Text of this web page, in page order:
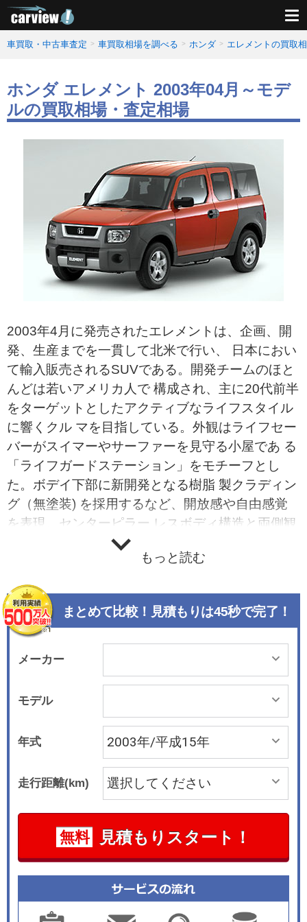
車買取・中古車査定 車買取相場を調べる ホンダ エレメントの買取
ホンダ エレメント 2003年04月～モデ
ルの買取相場・査定相場
2003年4月に発売されたエレメントは、企画、開
発、生産までを一貫して北米で行い、 日本におい
て輸入販売されるSUVである。開発チームのほと
んどは若いアメリカ人で 構成され、主に20代前半
をターゲットとしたアクティブなライフスタイル
に響くクル マを目指している。外観はライフセー
バーがスイマーやサーファーを見守る小屋であ る
「ライフガードステーション」をモチーフとし
た。ボデイ下部に新開発となる樹脂 製クラディン
グ（無塗装) を採用するなど、開放感や自由感覚
を表現。センターピラー レスボディ構造と両側観
音開きのサイドアクセスドアにより高さ1140m
m、幅1550mm前 後の大きな開口部を実現したの
出し 入れすることができるほか、上下分割式テー
ルゲートで機能性も追求した。室内は水 平ライン
を基調とし、腕時計をイメージした独立三眼メー
ターやエアアウトレットな どをそれぞれ独立した
デザインで散りばめる個性的なレイアウト。汚れ
たままの道具 も気にせず積める水ぶき可能なフロ
アや、濡れても拭き取れる防水シート表皮、撥水
ルーフライニングなど、自由なライフスタイルに
応える装備を備えている。このほか、 跳ね上げ機
構付きのスライドリアシートにより、多彩なシー
トアレンジも可能だ。全 車2.4リッターDOHC i-V
TECエンジンと4速ATの組み合わせ。FFのほか
に、リアルタイ ム4WD車も用意されている。
もっと読む
まとめて比較！見積もりは45秒で完了！
メーカー
モデル
年式
走行距離(km)
無料 見積もりスタート！